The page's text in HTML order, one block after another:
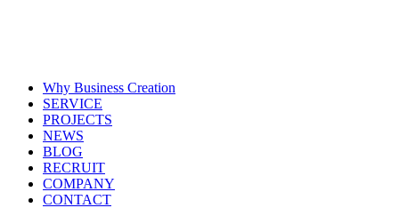
Why Business Creation
SERVICE
PROJECTS
NEWS
BLOG
RECRUIT
COMPANY
CONTACT